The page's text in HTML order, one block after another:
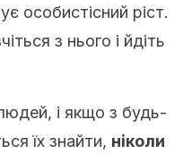
особистісний ріст.
з нього і йдіть
і якщо з будь-
їх знайти, ніколи